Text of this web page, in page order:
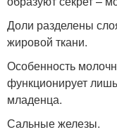
Доли разделены
жировой ткани.
Особенность
функционирует
младенца.
Сальные железы.